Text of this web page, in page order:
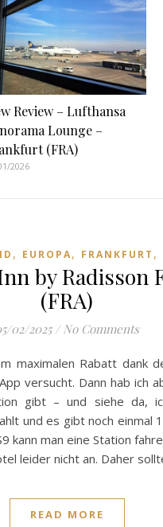
Review – Lufthansa
Lounge –
(FRA)
2026
, EUROPA, FRANKFURT ,
by
(FRA)
02/2025 / No Comments
maximalen Rabatt dank
versucht. Dann hab ich
gibt – und siehe da,
und es gibt noch einmal
kann man eine Station
leider nicht an. Daher
READ MORE